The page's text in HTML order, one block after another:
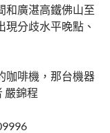
和廣湛高鐵佛山至
分歧水平晚點、
咖啡機，那台機器
嚴錦程